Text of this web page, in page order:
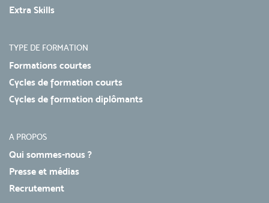
Extra Skills
TYPE DE FORMATION
Formations courtes
Cycles de formation courts
Cycles de formation diplômants
A PROPOS
Qui sommes-nous ?
Presse et médias
Recrutement